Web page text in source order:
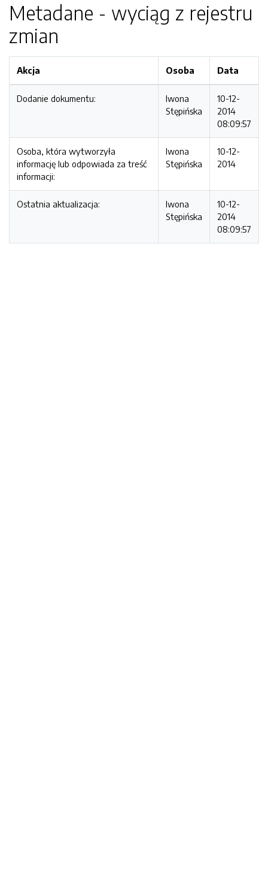
Metadane - wyciąg z rejestru
zmian
Akcja Osoba Data
Dodanie dokumentu:
Iwona
Stępińska
10-12-
2014
08:09:57
Osoba, która wytworzyła
informację lub odpowiada za treść
informacji:
Iwona
Stępińska
10-12-
2014
Ostatnia aktualizacja:
Iwona
Stępińska
10-12-
2014
08:09:57